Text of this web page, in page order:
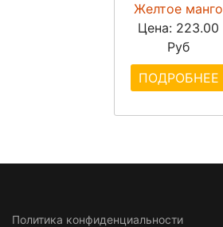
Желтое манго
Цена: 223.00
Руб
ПОДРОБНЕЕ
Политика конфиденциальности